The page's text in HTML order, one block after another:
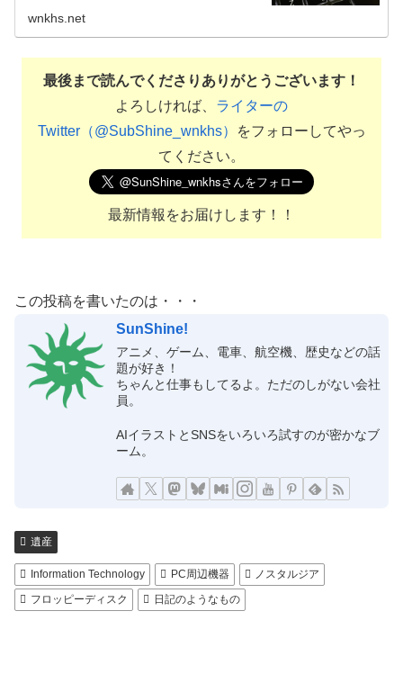
wnkhs.net
最後まで読んでくださりありがとうございます！
よろしければ、 ライターの
Twitter（@SubShine_wnkhs）
をフォローしてやっ
てください。
最新情報をお届けします！！
この投稿を書いたのは・・・
SunShine!
アニメ、ゲーム、電車、航空機、歴史などの話
題が好き！
ちゃんと仕事もしてるよ。ただのしがない会社
員。
AIイラストとSNSをいろいろ試すのが密かなブ
ーム。
遺産
Information Technology PC周辺機器
ノスタルジア
フロッピーディスク
日記のようなもの